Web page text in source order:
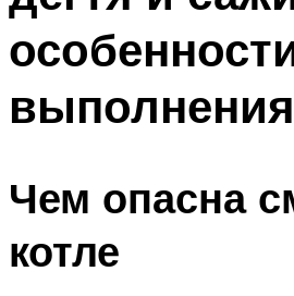
Чем опасна
котле